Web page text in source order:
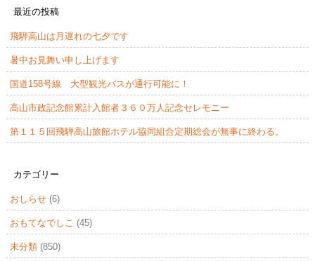
最近の投稿
飛騨高山は月遅れの七夕です
暑中お見舞い申し上げます
国道158号線 大型観光バスが通行可能に！
高山市政記念館累計入館者３６０万人記念セレモニー
第１１５回飛騨高山旅館ホテル協同組合定期総会が無事に終わる。
カテゴリー
おしらせ(6)
おもてなでしこ (45)
未分類(850)